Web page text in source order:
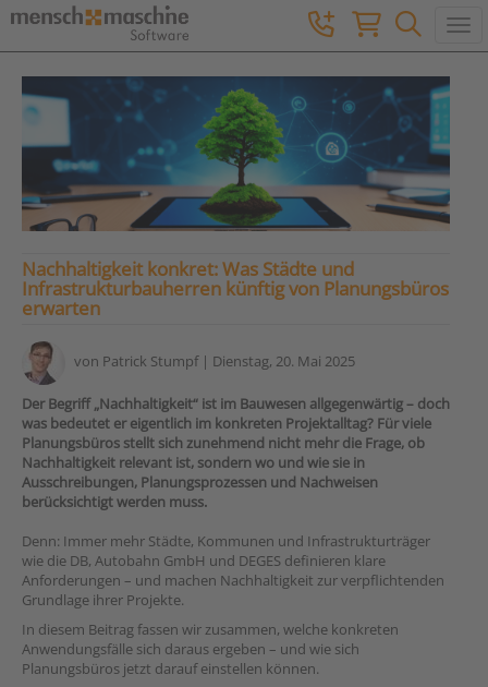
Nachhaltigkeit konkret: Was Städte und
Infrastrukturbauherren künftig von Planungsbüros
erwarten
von Patrick Stumpf| Dienstag, 20. Mai 2025
Der Begriff „Nachhaltigkeit“ ist im Bauwesen allgegenwärtig – doch
was bedeutet er eigentlich im konkreten Projektalltag? Für viele
Planungsbüros stellt sich zunehmend nicht mehr die Frage, ob
Nachhaltigkeit relevant ist, sondern wo und wie sie in
Ausschreibungen, Planungsprozessen und Nachweisen
berücksichtigt werden muss.
Denn: Immer mehr Städte, Kommunen und Infrastrukturträger
wie die DB, Autobahn GmbH und DEGES definieren klare
Anforderungen – und machen Nachhaltigkeit zur verpflichtenden
Grundlage ihrer Projekte.
In diesem Beitrag fassen wir zusammen, welche konkreten
Anwendungsfälle sich daraus ergeben – und wie sich
Planungsbüros jetzt darauf einstellen können.